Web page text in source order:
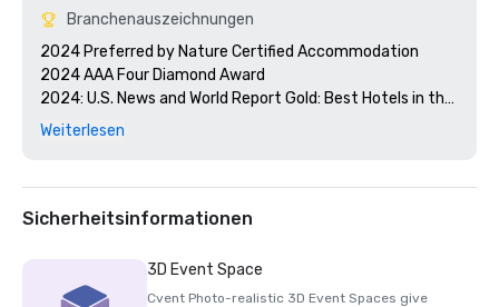
Branchenauszeichnungen
2024 Preferred by Nature Certified Accommodation
2024 AAA Four Diamond Award
2024: U.S. News and World Report Gold: Best Hotels in the
Caribbean
2024 Conde Nast Traveler - Reader's Choice Award Top
Resorts in the Atlantic Islands
Weiterlesen
Sicherheitsinformationen
3D Event Space
Cvent Photo-realistic 3D Event Spaces give